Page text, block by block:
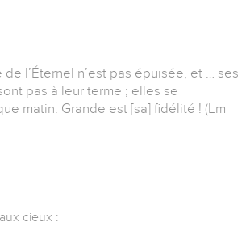
l’Éternel n’est pas épuisée, et … ses
pas à leur terme ; elles se
matin. Grande est [sa] fidélité ! (Lm
cieux :